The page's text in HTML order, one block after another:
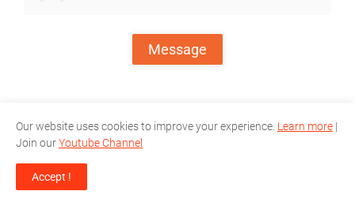
Message
Sampaikanlah, Kritik, Saran dan Keluhan
terhadap Situs RahmanCyber.NET
langsung untuk terhubung dengan Adminnya.
Our website uses cookies to improve your experience. Learn more |
Join ourYoutube Channel
Accept !